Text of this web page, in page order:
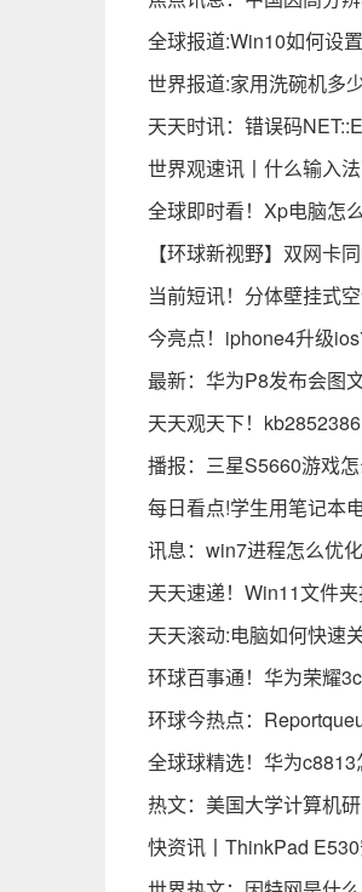
全球报道:Win10如何设
世界报道:家用洗碗机多
天天时讯：错误码
世界观速讯丨什么输入
全球即时看！Xp电脑怎
【环球新视野】双网卡
当前短讯！分体壁挂式
今亮点！iphone4升级
最新：华为P8发布会图
天天观天下！
播报：三星S5660游戏
每日看点!学生用笔记本
讯息：win7进程怎么优
天天速递！Win11文件夹
天天滚动:电脑如何快速
环球百事通！华为荣耀
环球今热点：
全球球精选！华为
热文：美国大学计算机
快资讯丨ThinkPad